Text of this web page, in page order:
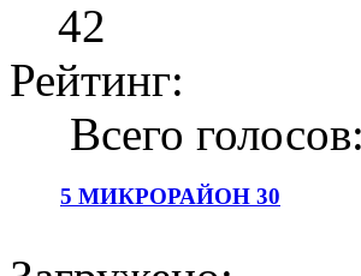
42
Рейтинг:
Всего
5 МИКРОРАЙОН 30